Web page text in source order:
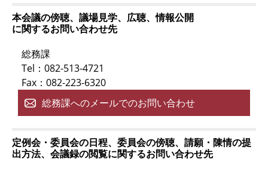
本会議の傍聴、議場見学、広聴、情報公開
に関するお問い合わせ先
総務課
Tel：082-513-4721
Fax：082-223-6320
総務課へのメールでのお問い合わせ
定例会・委員会の日程、委員会の傍聴、請願・陳情の提
出方法、会議録の閲覧に関するお問い合わせ先